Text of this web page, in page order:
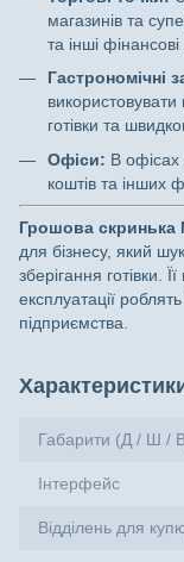
магазинів та
та інші
Гастрономічні
використовувати
готівки та
Офіси: В офісах
коштів та інших
Грошова скринька
для бізнесу, який
зберігання готівки.
експлуатації
підприємства.
Габарити (Д / Ш /
Інтерфейс
Відділень для